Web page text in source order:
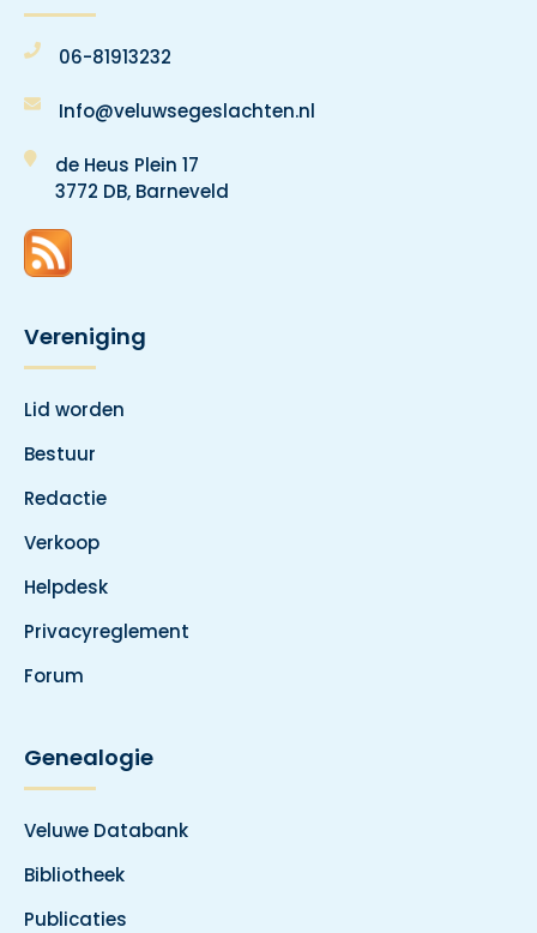
06-81913232
Info@veluwsegeslachten.nl
de Heus Plein 17
3772 DB, Barneveld
Vereniging
Lid worden
Bestuur
Redactie
Verkoop
Helpdesk
Privacyreglement
Forum
Genealogie
Veluwe Databank
Bibliotheek
Publicaties